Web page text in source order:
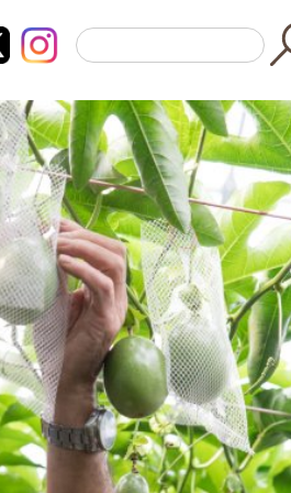
東京都GAP
─ 東京都GAP認証者一覧
東京都の食材を使った料理教室
働く・学ぶ
─ 農業
─ 森林・林業